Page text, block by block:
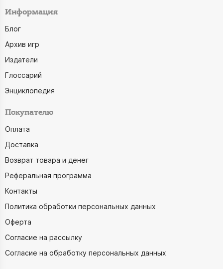
Информация
Блог
Архив игр
Издатели
Глоссарий
Энциклопедия
Покупателю
Оплата
Доставка
Возврат товара и денег
Реферальная программа
Контакты
Политика обработки персональных данных
Оферта
Согласие на рассылку
Согласие на обработку персональных данных